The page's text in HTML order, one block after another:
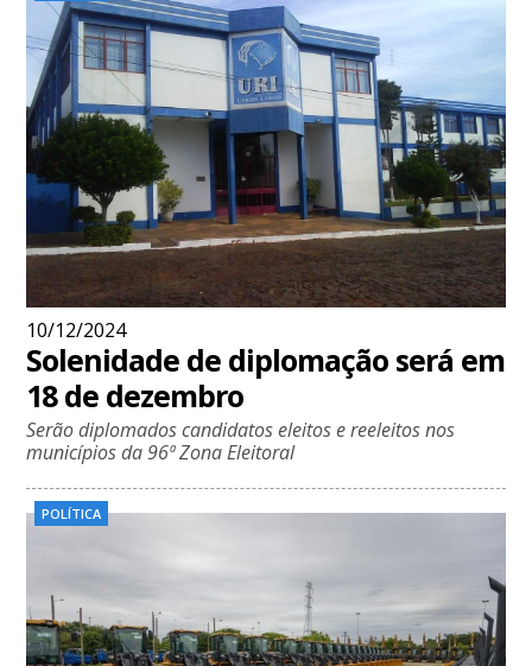
10/12/2024
Solenidade de diplomação será em
18 de dezembro
Serão diplomados candidatos eleitos e reeleitos nos
municípios da 96ª Zona Eleitoral
POLÍTICA